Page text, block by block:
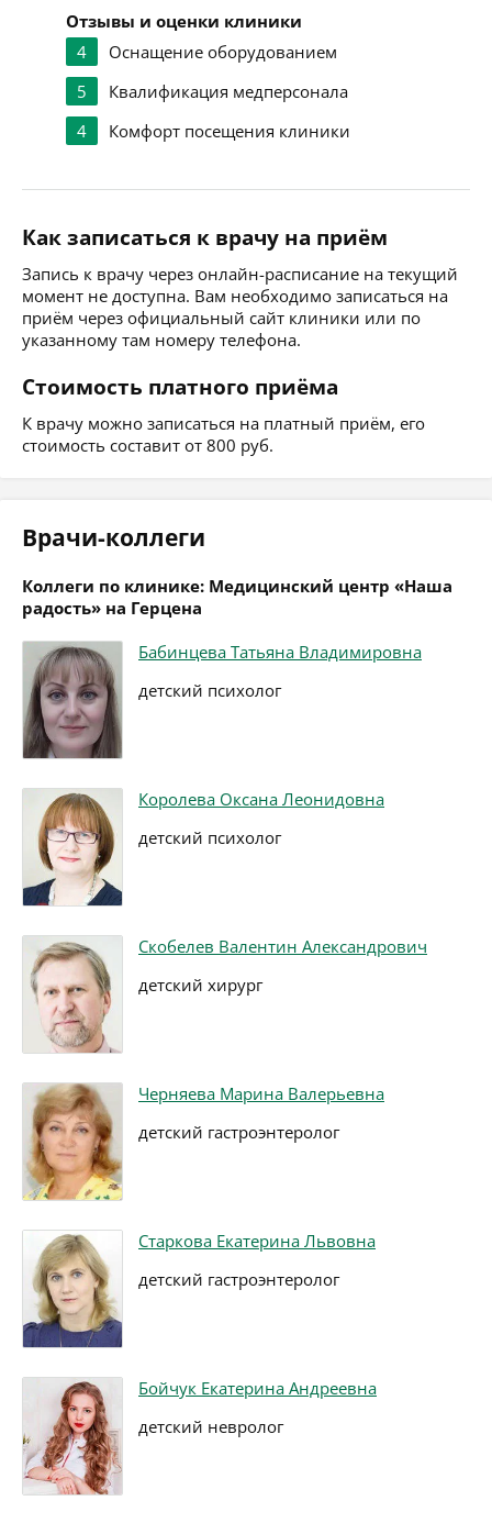
Отзывы и оценки клиники
4
Оснащение оборудованием
5
Квалификация медперсонала
4
Комфорт посещения клиники
Как записаться к врачу на приём
Запись к врачу через онлайн-расписание на текущий
момент не доступна. Вам необходимо записаться на
приём через официальный сайт клиники или по
указанному там номеру телефона.
Стоимость платного приёма
К врачу можно записаться на платный приём, его
стоимость составит от 800 руб.
Врачи-коллеги
Коллеги по клинике: Медицинский центр «Наша
радость» на Герцена
Бабинцева Татьяна Владимировна
детский психолог
Королева Оксана Леонидовна
детский психолог
Скобелев Валентин Александрович
детский хирург
Черняева Марина Валерьевна
детский гастроэнтеролог
Старкова Екатерина Львовна
детский гастроэнтеролог
Бойчук Екатерина Андреевна
детский невролог